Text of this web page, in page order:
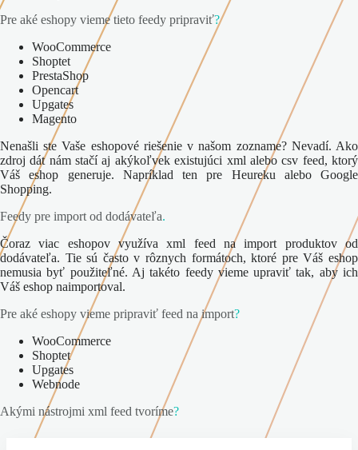
Pre aké eshopy vieme tieto feedy pripraviť?
WooCommerce
Shoptet
PrestaShop
Opencart
Upgates
Magento
Nenašli ste Vaše eshopové riešenie v našom zozname? Nevadí. Ako
zdroj dát nám stačí aj akýkoľvek existujúci xml alebo csv feed, ktorý
Váš eshop generuje. Napríklad ten pre Heureku alebo Google
Shopping.
Feedy pre import od dodávateľa.
Čoraz viac eshopov využíva xml feed na import produktov od
dodávateľa. Tie sú často v rôznych formátoch, ktoré pre Váš eshop
nemusia byť použiteľné. Aj takéto feedy vieme upraviť tak, aby ich
Váš eshop naimportoval.
Pre aké eshopy vieme pripraviť feed na import?
WooCommerce
Shoptet
Upgates
Webnode
Akými nástrojmi xml feed tvoríme?